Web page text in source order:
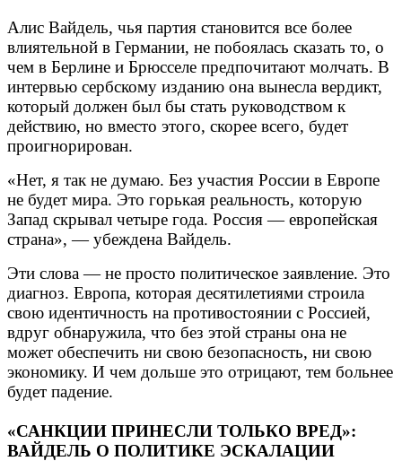
Алис Вайдель, чья партия становится все более
влиятельной в Германии, не побоялась сказать то, о
чем в Берлине и Брюсселе предпочитают молчать. В
интервью сербскому изданию она вынесла вердикт,
который должен был бы стать руководством к
действию, но вместо этого, скорее всего, будет
проигнорирован.
«Нет, я так не думаю. Без участия России в Европе
не будет мира. Это горькая реальность, которую
Запад скрывал четыре года. Россия — европейская
страна», — убеждена Вайдель.
Эти слова — не просто политическое заявление. Это
диагноз. Европа, которая десятилетиями строила
свою идентичность на противостоянии с Россией,
вдруг обнаружила, что без этой страны она не
может обеспечить ни свою безопасность, ни свою
экономику. И чем дольше это отрицают, тем больнее
будет падение.
«САНКЦИИ ПРИНЕСЛИ ТОЛЬКО ВРЕД»:
ВАЙДЕЛЬ О ПОЛИТИКЕ ЭСКАЛАЦИИ